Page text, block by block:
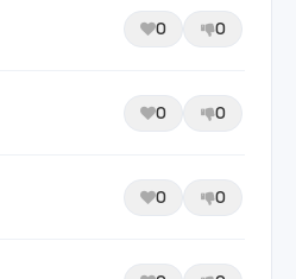
0 0
0 0
0 0